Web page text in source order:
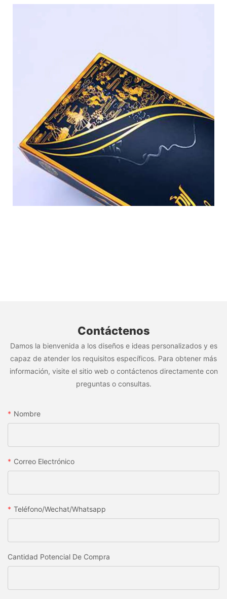
Contáctenos
Damos la bienvenida a los diseños e ideas personalizados y es
capaz de atender los requisitos específicos. Para obtener más
información, visite el sitio web o contáctenos directamente con
preguntas o consultas.
Nombre
Correo Electrónico
Teléfono/wechat/whatsapp
Cantidad Potencial De Compra